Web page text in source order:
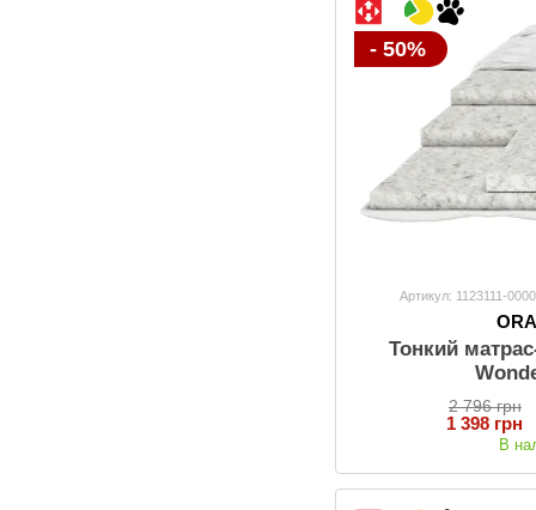
- 50%
Артикул: 1123111-
Тонкий
2 796 грн
1 398 грн
В